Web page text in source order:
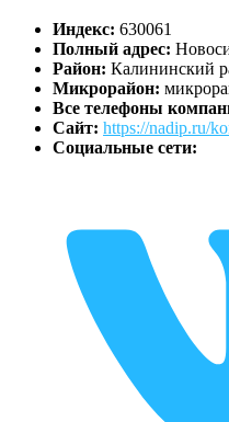
Индекс: 630061
Полный адрес:
Район: Калининский
Микрорайон:
Все телефоны
Сайт: https://nadip.ru/
Социальные сети: